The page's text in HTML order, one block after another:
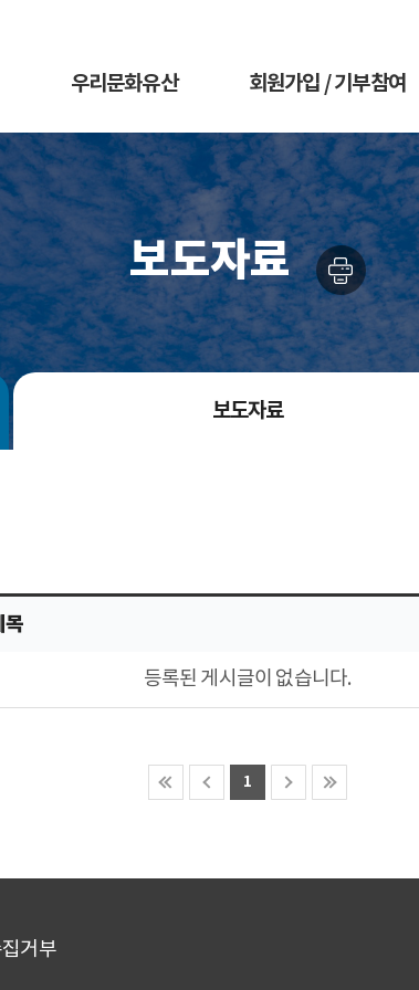
우리문화유산 회원가입 / 기부참여
보도자료
보도자료
목
등록된 게시글이 없습니다.
1
거부